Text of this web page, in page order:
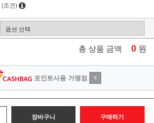
(조건)
총 상품 금액 0 원
포인트사용 가맹점 ?
장바구니 구매하기